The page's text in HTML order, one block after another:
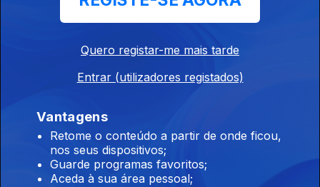
Bolsonaro.
Emissão Especial em Melo
Integrado no Festival Literário Em Nome da Terra.
Previsões acertadas, Elevador da Glória e Autárquicas.
Previsões acertadas. Elevador da Glória e
Quero registar-me mais tarde
Entrar (utilizadores registados)
Vantagens
Retome o conteúdo a partir de onde ficou,
nos seus dispositivos;
Guarde programas favoritos;
Aceda à sua área pessoal;